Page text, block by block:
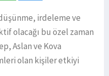
irdeleme ve
olacağı bu özel zaman
Aslan ve Kova
olan kişiler etkiyi